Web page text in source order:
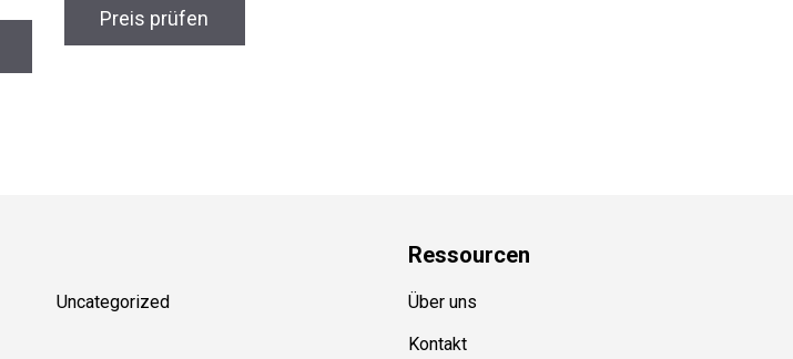
Preis prüfen